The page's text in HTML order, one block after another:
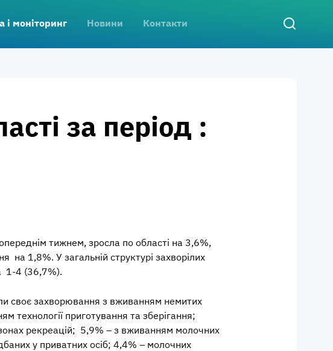
і моніторинг Новини Контакти
за період :
тижнем, зросла по області на 3,6%,
1,8%. У загальній структурі захворілих
1-4 (36,7%).
своє захворювання з вживанням немитих
технології приготування та зберігання;
рекреацій; 5,9% – з вживанням молочних
у приватних осіб; 4,4% – молочних